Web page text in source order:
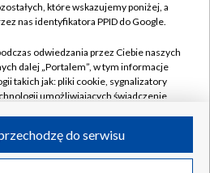
Pomoc
Kontakt
Kanały
Polska S.A. w likwidacji
które wskazujemy poniżej, a
nas identyfikatora PPID do Google.
odwiedzania przez Ciebie naszych
dalej „Portalem”, w tym informacje
takich jak: pliki cookie, sygnalizatory
umożliwiających świadczenie
do serwisu